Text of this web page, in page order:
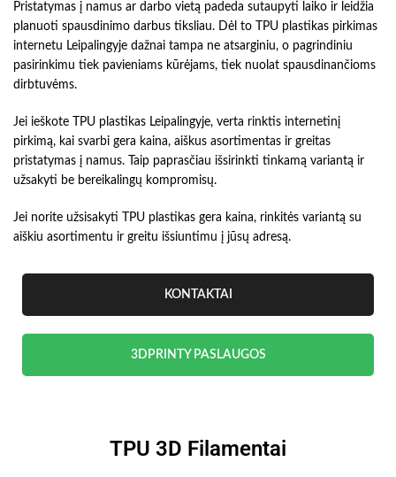
Pristatymas į namus ar darbo vietą padeda sutaupyti laiko ir leidžia
planuoti spausdinimo darbus tiksliau. Dėl to TPU plastikas pirkimas
internetu Leipalingyje dažnai tampa ne atsarginiu, o pagrindiniu
pasirinkimu tiek pavieniams kūrėjams, tiek nuolat spausdinančioms
dirbtuvėms.
Jei ieškote TPU plastikas Leipalingyje, verta rinktis internetinį
pirkimą, kai svarbi gera kaina, aiškus asortimentas ir greitas
pristatymas į namus. Taip paprasčiau išsirinkti tinkamą variantą ir
užsakyti be bereikalingų kompromisų.
Jei norite užsisakyti TPU plastikas gera kaina, rinkitės variantą su
aiškiu asortimentu ir greitu išsiuntimu į jūsų adresą.
KONTAKTAI
3DPRINTY PASLAUGOS
TPU 3D Filamentai